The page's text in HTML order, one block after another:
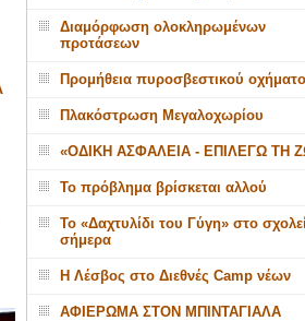
Διαμόρφωση ολοκληρωμένων
προτάσεων
Προμήθεια πυροσβεστικού
Πλακόστρωση Μεγαλοχωρίου
«ΟΔΙΚΗ ΑΣΦΑΛΕΙΑ - ΕΠΙΛΕΓΩ ΤΗ
Το πρόβλημα βρίσκεται αλλού
Το «Δαχτυλίδι του Γύγη» στο
σήμερα
Η Λέσβος στο Διεθνές Camp νέων
ΑΦΙΕΡΩΜΑ ΣΤΟΝ ΜΠΙΝΤΑΓΙΑΛΑ